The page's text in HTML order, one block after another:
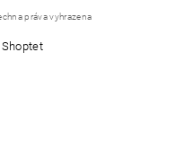
práva vyhrazena